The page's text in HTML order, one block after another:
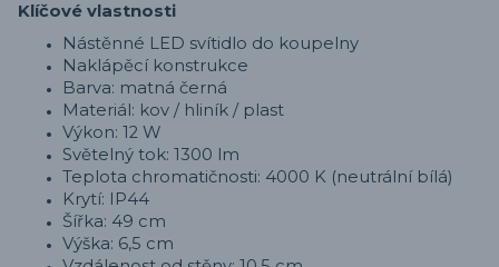
Klíčové vlastnosti
Nástěnné LED svítidlo do koupelny
Naklápěcí konstrukce
Barva: matná černá
Materiál: kov / hliník / plast
Výkon: 12 W
Světelný tok: 1300 lm
Teplota chromatičnosti: 4000 K (neutrální bílá)
Krytí: IP44
Šířka: 49 cm
Výška: 6,5 cm